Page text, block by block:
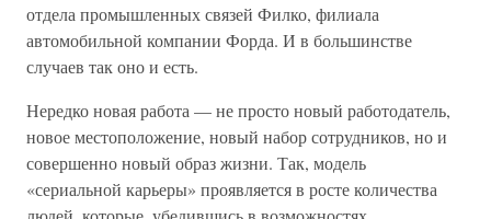
отдела промышленных связей Филко, филиала
автомобильной компании Форда. И в большинстве
случаев так оно и есть.
Нередко новая работа — не просто новый работодатель,
новое местоположение, новый набор сотрудников, но и
совершенно новый образ жизни. Так, модель
«сериальной карьеры» проявляется в росте количества